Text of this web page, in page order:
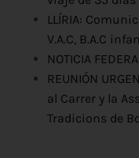
LLÍRIA:
V.A.C, B.A.C
NOTICIA
REUNIÓN
al Carrer y la
Tradicions de